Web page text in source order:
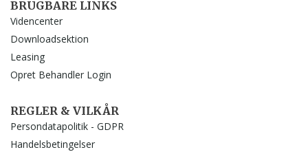
BRUGBARE LINKS
Videncenter
Downloadsektion
Leasing
Opret Behandler Login
REGLER & VILKÅR
Persondatapolitik - GDPR
Handelsbetingelser